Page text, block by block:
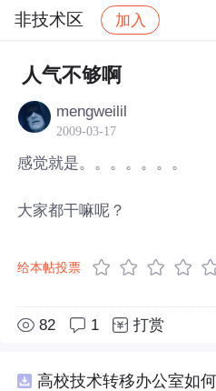
非技术区 加入
社区 非技术区
人气不够啊
mengweilil
2009-03-17
感觉就是。。。。。。。
大家都干嘛呢？
给本帖投票
82 1 打赏